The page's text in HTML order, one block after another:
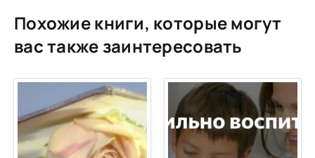
Похожие книги, которые могут
вас также заинтересовать